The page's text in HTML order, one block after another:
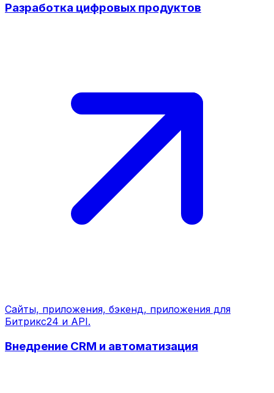
Разработка цифровых продуктов
Сайты, приложения, бэкенд, приложения для
Битрикс24 и API.
Внедрение CRM и автоматизация